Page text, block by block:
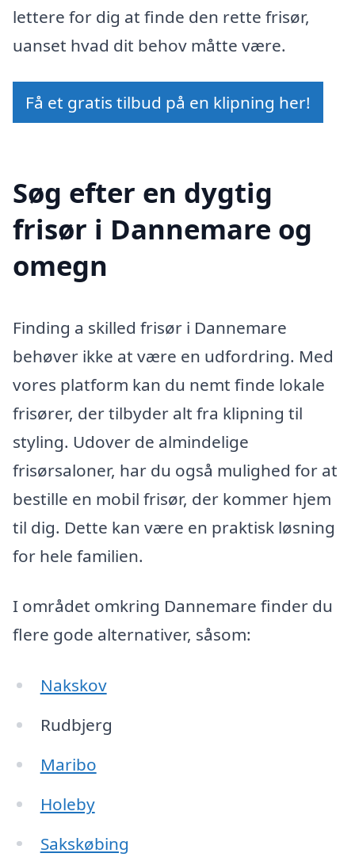
lettere for dig at finde den rette frisør,
uanset hvad dit behov måtte være.
Få et gratis tilbud på en klipning her!
Søg efter en dygtig
frisør i Dannemare og
omegn
Finding a skilled frisør i Dannemare
behøver ikke at være en udfordring. Med
vores platform kan du nemt finde lokale
frisører, der tilbyder alt fra klipning til
styling. Udover de almindelige
frisørsaloner, har du også mulighed for at
bestille en mobil frisør, der kommer hjem
til dig. Dette kan være en praktisk løsning
for hele familien.
I området omkring Dannemare finder du
flere gode alternativer, såsom:
Nakskov
Rudbjerg
Maribo
Holeby
Sakskøbing